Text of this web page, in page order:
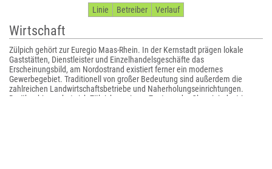
Linie
Betreiber Verlauf
Wirtschaft
Zülpich gehört zur Euregio Maas-Rhein. In der Kernstadt prägen lokale
Gaststätten, Dienstleister und Einzelhandelsgeschäfte das
Erscheinungsbild, am Nordostrand existiert ferner ein modernes
Gewerbegebiet. Traditionell von großer Bedeutung sind außerdem die
zahlreichen Landwirtschaftsbetriebe und Naherholungseinrichtungen.
Darüber hinaus hat sich Zülpich zu einem Zentrum der Chemieindustrie